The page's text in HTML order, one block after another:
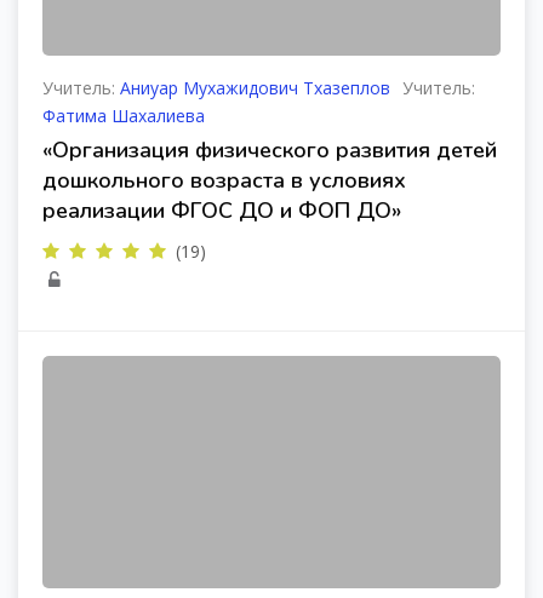
Учитель: Аниуар Мухажидович Тхазеплов Учитель:
Фатима Шахалиева
«Организация физического развития детей
дошкольного возраста в условиях
реализации ФГОС ДО и ФОП ДО»
(19)